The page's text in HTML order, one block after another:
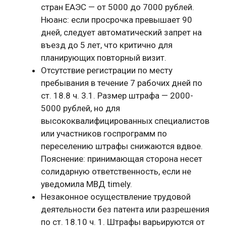
стран ЕАЭС — от 5000 до 7000 рублей.
Нюанс: если просрочка превышает 90
дней, следует автоматический запрет на
въезд до 5 лет, что критично для
планирующих повторный визит.
Отсутствие регистрации по месту
пребывания в течение 7 рабочих дней по
ст. 18.8 ч. 3.1. Размер штрафа — 2000-
5000 рублей, но для
высококвалифицированных специалистов
или участников госпрограмм по
переселению штрафы снижаются вдвое.
Пояснение: принимающая сторона несет
солидарную ответственность, если не
уведомила МВД timely.
Незаконное осуществление трудовой
деятельности без патента или разрешения
по ст. 18.10 ч. 1. Штрафы варьируются от